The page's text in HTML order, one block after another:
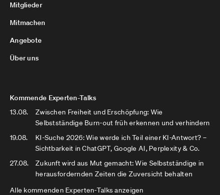
Mitglieder
Mitmachen
Angebote
Über uns
Kommende Experten-Talks
13.08.
Zwischen Freiheit und Erschöpfung: Wie
Selbstständige Burn-out früh erkennen und verhindern
19.08.
KI-Suche 2026: Wie werde ich Teil einer KI-Antwort? –
Sichtbarkeit in ChatGPT, Google AI, Perplexity & Co.
27.08.
Zukunft wird aus Mut gemacht: Wie Selbstständige in
herausfordernden Zeiten die Zuversicht behalten
Alle kommenden Experten-Talks anzeigen